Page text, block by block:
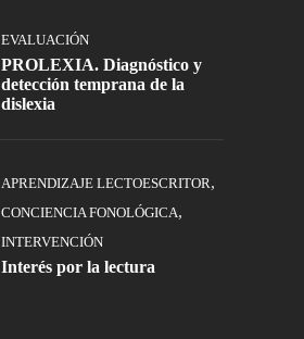
EVALUACIÓN
PROLEXIA. Diagnóstico y
detección temprana de la
dislexia
APRENDIZAJE LECTOESCRITOR,
CONCIENCIA FONOLÓGICA,
INTERVENCIÓN
Interés por la lectura